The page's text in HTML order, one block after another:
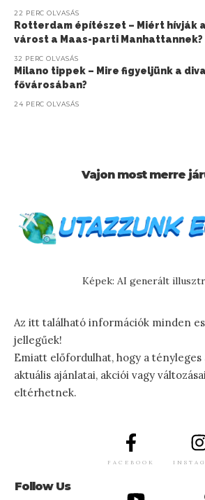
22 PERC OLVASÁS
Rotterdam építészet – Miért hívják a
várost a Maas-parti Manhattannek?
32 PERC OLVASÁS
Milano tippek – Mire figyeljünk a
fővárosában?
24 PERC OLVASÁS
Vajon most merre
Képek: AI generált
Az itt található információk minden
jellegűek!
Emiatt előfordulhat, hogy a tényleges
aktuális ajánlatai, akciói vagy
eltérhetnek.
Follow Us
FACEBOOK